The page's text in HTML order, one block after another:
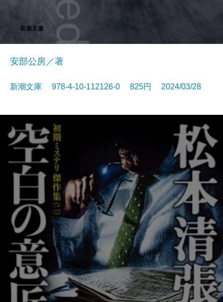
安部公房／著
新潮文庫 978-4-10-112126-0 825円 2024/03/28